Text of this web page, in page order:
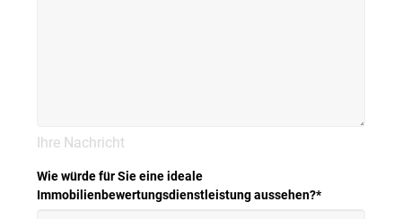
Ihre Nachricht
Wie würde für Sie eine ideale
Immobilienbewertungsdienstleistung aussehen?*